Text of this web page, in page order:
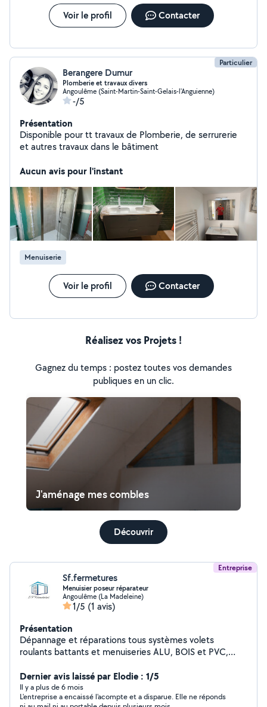
Voir le profil Contacter
Particulier
Berangere Dumur
Plomberie et travaux divers
Angoulême (Saint-Martin-Saint-Gelais-l'Anguienne)
-/5
Présentation
Disponible pour tt travaux de Plomberie, de serrurerie
et autres travaux dans le bâtiment
Aucun avis pour l'instant
Menuiserie
Voir le profil Contacter
Réalisez vos Projets !
Gagnez du temps : postez toutes vos demandes
publiques en un clic.
J'aménage mes combles
Découvrir
Entreprise
Sf.fermetures
Menuisier poseur réparateur
Angoulême (La Madeleine)
1/5 (1 avis)
Présentation
Dépannage et réparations tous systèmes volets
roulants battants et menuiseries ALU, BOIS et PVC,
clôture, store banne, pergola, carport.
Dernier avis laissé par Elodie : 1/5
Il y a plus de 6 mois
L'entreprise a encaissé l'acompte et a disparue. Elle ne réponds